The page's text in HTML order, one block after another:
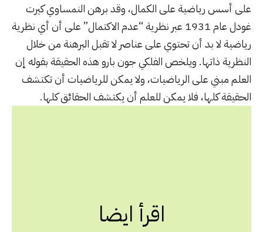
على أسس رياضية على الكمال، وقد برهن النمساوي كيرت
غودل عام 1931 عبر نظرية “عدم الاكتمال” على أن أي نظرية
رياضية لا بد أن تحتوي على عناصر لا تقبل البرهنة من خلال
النظرية ذاتها. ويلخص الفلكي جون بارو هذه الحقيقة بقوله إن
العلم مبني على الرياضيات، ولا يمكن للرياضيات أن تكتشف
الحقيقة كلها، فلا يمكن للعلم أن يكتشف الحقائق كلها.
اقرأ ايضا